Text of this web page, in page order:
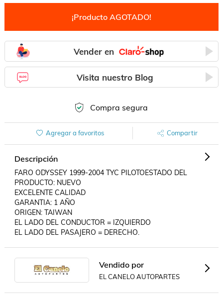
¡Producto AGOTADO!
Vender en
Visita nuestro Blog
Compra segura
Agregar a favoritos Compartir
Descripción
FARO ODYSSEY 1999-2004 TYC PILOTOESTADO DEL
PRODUCTO: NUEVO
EXCELENTE CALIDAD
GARANTIA: 1 AÑO
ORIGEN: TAIWAN
EL LADO DEL CONDUCTOR = IZQUIERDO
EL LADO DEL PASAJERO = DERECHO.
Vendido por
EL CANELO AUTOPARTES